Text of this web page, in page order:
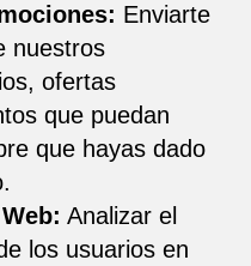
Enviarte
nuestros
ofertas
que puedan
que hayas dado
Analizar el
los usuarios en